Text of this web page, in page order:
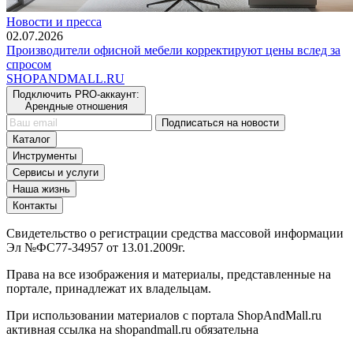
Новости и пресса
02.07.2026
Производители офисной мебели корректируют цены вслед за
спросом
SHOPANDMALL.RU
Подключить PRO-аккаунт:
Арендные отношения
Подписаться на новости
Каталог
Инструменты
Сервисы и услуги
Наша жизнь
Контакты
Свидетельство о регистрации средства массовой информации
Эл №ФС77-34957 от 13.01.2009г.
Права на все изображения и материалы, представленные на
портале, принадлежат их владельцам.
При использовании материалов с портала ShopAndMall.ru
активная ссылка на shopandmall.ru обязательна